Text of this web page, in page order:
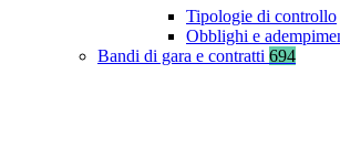
Tipologie di controllo
Obblighi e
Bandi di gara e contratti 694